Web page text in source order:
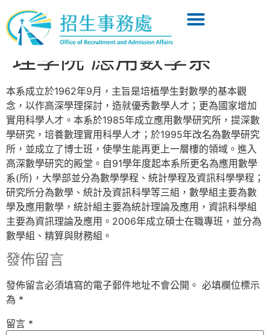
理學院 應用數學系
本系成立於1962年9月，主旨是培植學生對數學的基本觀
念，以作高深學理探討，造就優秀數學人才；更為國家增加
實用科學人才。本系於1985年成立應用數學研究所，提深數
學研究，培養數理實用科學人才；於1995年改名為數學研究
所，並成立了博士班，使學生能再更上一層樓的領域。進入
高深數學研究的殿堂。自91學年度起本系所更名為應用數學
系(所)，大學部並分為數學學程、統計學程及資訊科學學程；
研究所分為數學、統計及資訊科學等三組，數學組主要為數
學及應用數學，統計組主要為統計理論及應用，資訊科學組
主要為資訊理論及應用。2006年成立碩士在職專班，並分為
數學組、精算與財務組。
發佈留言
發佈留言必須填寫的電子郵件地址不會公開。 必填欄位標示
為 *
留言 *